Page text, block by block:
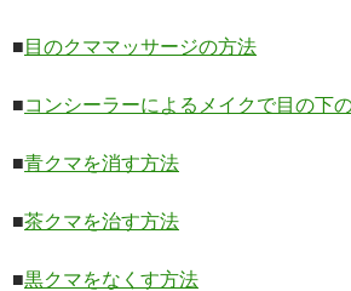
■目のクママッサージの方法
■コンシーラーによるメイクで目の下
■青クマを消す方法
■茶クマを治す方法
■黒クマをなくす方法